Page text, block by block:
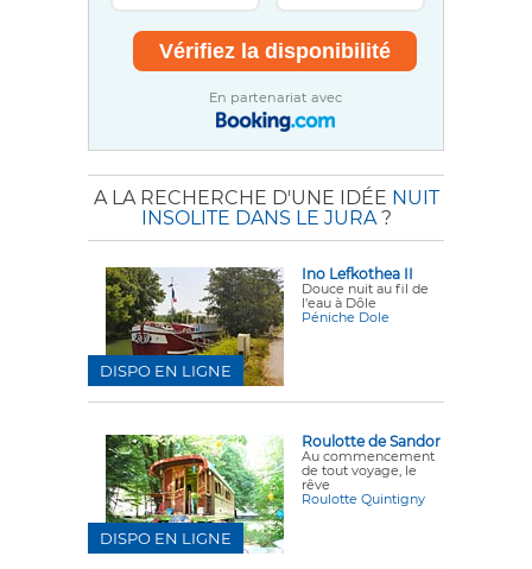
En partenariat avec
A LA RECHERCHE D'UNE IDÉE NUIT
INSOLITE DANS LE JURA?
Ino Lefkothea II
Douce nuit au fil de
l'eau à Dôle
Péniche Dole
DISPO EN LIGNE
Roulotte de Sandor
Au commencement
de tout voyage, le
rêve
Roulotte Quintigny
DISPO EN LIGNE